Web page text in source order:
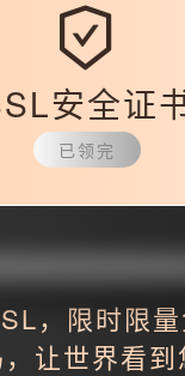
网站产生良好的信誉
适当合理的调整。
理性，用户游览网站
运作起来。
安全证
已领完
，限时限量
让世界看到